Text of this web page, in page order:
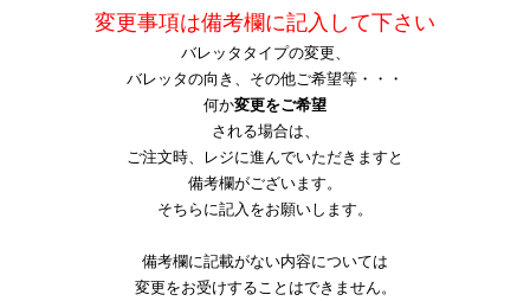
変更事項は備考欄に記入して下さい
バレッタタイプの変更、
バレッタの向き、その他ご希望等・・・
何か変更をご希望
される場合は、
ご注文時、レジに進んでいただきますと
備考欄がございます。
そちらに記入をお願いします。
備考欄に記載がない内容については
変更をお受けすることはできません。